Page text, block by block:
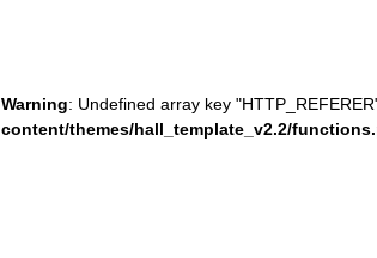
Warning: Undefined array key
content/themes/hall_template_v2.2/